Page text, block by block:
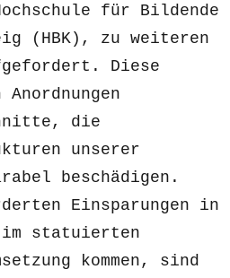
für Bildende
(HBK), zu weiteren
Diese
die
unserer
beschädigen.
Einsparungen in
im statuierten
kommen, sind